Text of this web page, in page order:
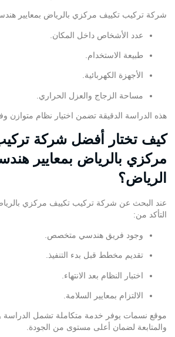
شركة تركيب تكييف مركزي بالرياض بمعايير
عدد الأشخاص داخل المكان.
طبيعة الاستخدام.
الأجهزة الكهربائية.
مساحة الزجاج والعزل الحراري.
هذه الدراسة الدقيقة تضمن اختيار نظام متوازن
كيف تختار أفضل شركة
مركزي بالرياض بمعايير
الرياض؟
عند البحث عن شركة تركيب تكييف مركزي
التأكد من:
وجود فريق هندسي متخصص.
تقديم مخطط قبل بدء التنفيذ.
اختبار النظام بعد الانتهاء.
الالتزام بمعايير السلامة.
موقع نسمات يوفر خدمة متكاملة تشمل الدراسة
والمتابعة لضمان أعلى مستوى من الجودة.